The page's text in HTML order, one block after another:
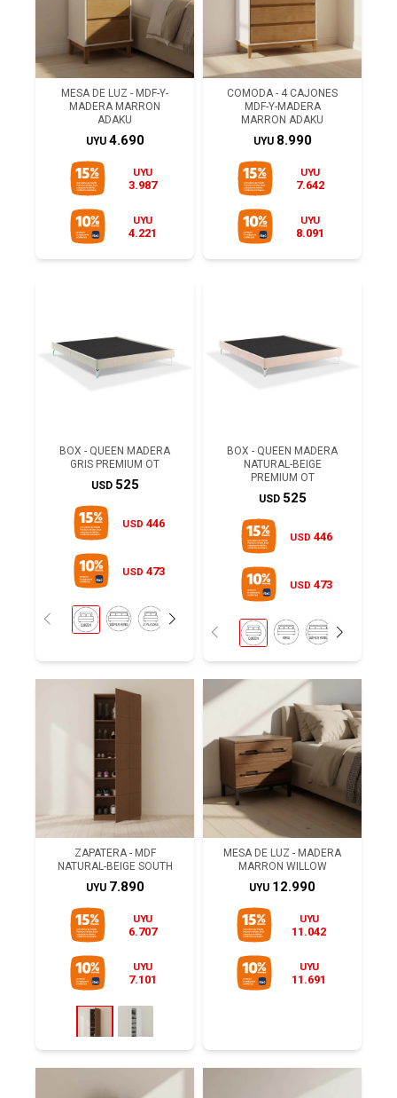
MESA DE LUZ - MDF-Y-
MADERA MARRON
ADAKU
UYU 4.690
UYU
3.987
UYU
4.221
COMODA - 4 CAJONES
MDF-Y-MADERA
MARRON ADAKU
UYU 8.990
UYU
7.642
UYU
8.091
BOX - QUEEN MADERA
GRIS PREMIUM OT
USD 525
USD 446
USD 473
BOX - QUEEN MADERA
NATURAL-BEIGE
PREMIUM OT
USD 525
USD 446
USD 473
ZAPATERA - MDF
NATURAL-BEIGE SOUTH
UYU 7.890
UYU
6.707
UYU
7.101
MESA DE LUZ - MADERA
MARRON WILLOW
UYU 12.990
UYU
11.042
UYU
11.691